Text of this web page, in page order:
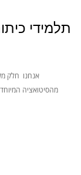
תלמידי
אנחנו חלק